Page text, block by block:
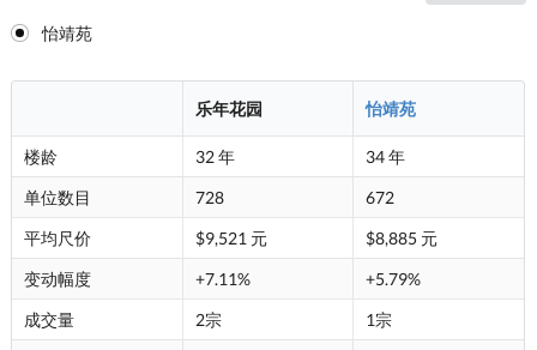
怡靖苑
乐年花园 怡靖苑
楼龄 32 年
34 年
单位数目
728
672
平均尺价
$9,521 元
$8,885 元
变动幅度
+7.11%
+5.79%
成交量
2宗
1宗